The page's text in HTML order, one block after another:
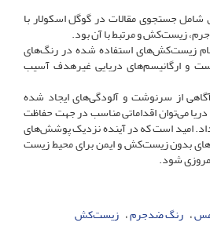
جستجوی مقالات در گوگل اسکولار با
زیست‌کش و مرتبط با آن بود.
زیست‌کش‌های استفاده شده در رنگ‌های
و ارگانیسم‌های دریایی غیرهدف آسیب
از سرنوشت و آلودگی‌های ایجاد شده
می‌توان اقداماتی مناسب در جهت حفاظت
داد. امید است که در آینده نزدیک پوشش‌های
بدون زیست‌کش و ایمن برای محیط زیست
شود.
مس رنگ ضدجرم زیست‌کش‌